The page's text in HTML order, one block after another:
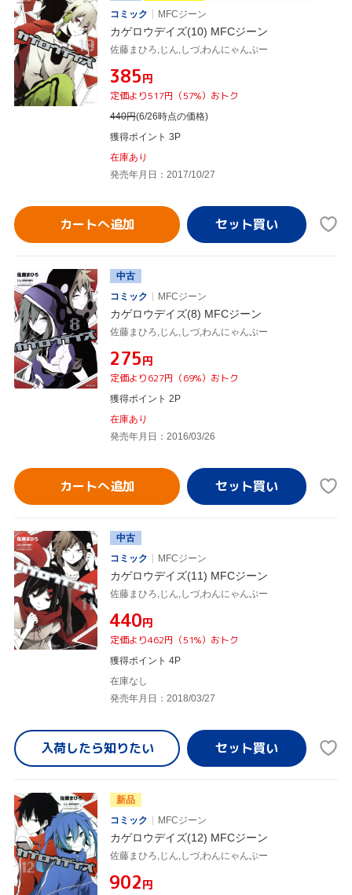
コミック
MFCジーン
カゲロウデイズ(10) MFCジーン
佐藤まひろ,じん,しづ,わんにゃんぷー
¥385円
定価より517円（57%）おトク
440円(6/26時点の価格)
獲得ポイント 3P
在庫あり
発売年月日：2017/10/27
カートへ追加
中古
コミック
MFCジーン
カゲロウデイズ(8) MFCジーン
佐藤まひろ,じん,しづ,わんにゃんぷー
¥275円
定価より627円（69%）おトク
獲得ポイント 2P
在庫あり
発売年月日：2016/03/26
カートへ追加
中古
コミック
MFCジーン
カゲロウデイズ(11) MFCジーン
佐藤まひろ,じん,しづ,わんにゃんぷー
¥440円
定価より462円（51%）おトク
獲得ポイント 4P
在庫なし
発売年月日：2018/03/27
入荷したら知りたい
新品
コミック
MFCジーン
カゲロウデイズ(12) MFCジーン
佐藤まひろ,じん,しづ,わんにゃんぷー
¥902円